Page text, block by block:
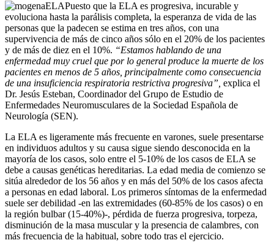
Puesto que la ELA es progresiva, incurable y
evoluciona hasta la parálisis completa, la esperanza de vida de las
personas que la padecen se estima en tres años, con una
supervivencia de más de cinco años sólo en el 20% de los pacientes
y de más de diez en el 10%. “Estamos hablando de una
enfermedad muy cruel que por lo general produce la muerte de los
pacientes en menos de 5 años, principalmente como consecuencia
de una insuficiencia respiratoria restrictiva progresiva”, explica el
Dr. Jesús Esteban, Coordinador del Grupo de Estudio de
Enfermedades Neuromusculares de la Sociedad Española de
Neurología (SEN).
La ELA es ligeramente más frecuente en varones, suele presentarse
en individuos adultos y su causa sigue siendo desconocida en la
mayoría de los casos, solo entre el 5-10% de los casos de ELA se
debe a causas genéticas hereditarias. La edad media de comienzo se
sitúa alrededor de los 56 años y en más del 50% de los casos afecta
a personas en edad laboral. Los primeros síntomas de la enfermedad
suele ser debilidad -en las extremidades (60-85% de los casos) o en
la región bulbar (15-40%)-, pérdida de fuerza progresiva, torpeza,
disminución de la masa muscular y la presencia de calambres, con
más frecuencia de la habitual, sobre todo tras el ejercicio.